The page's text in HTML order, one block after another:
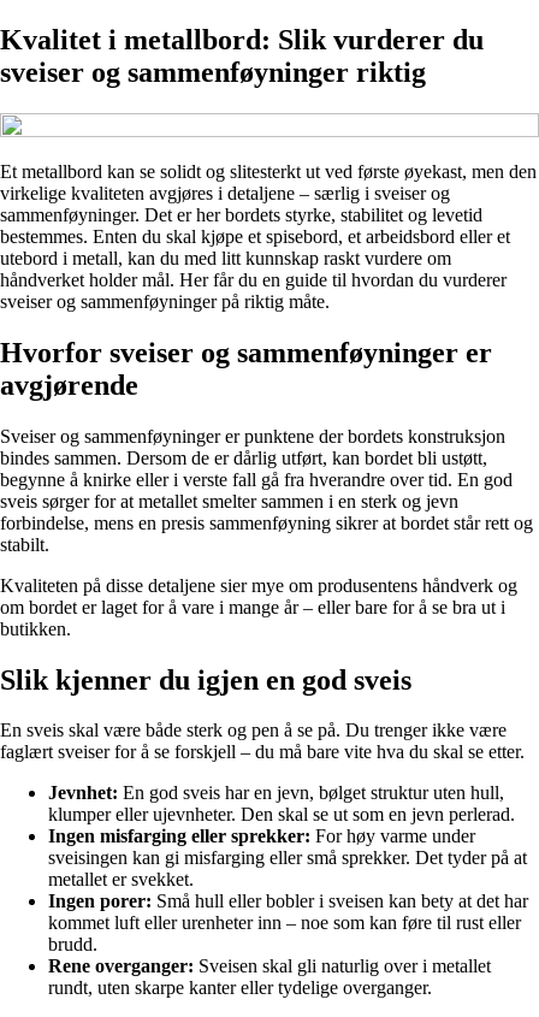
Kvalitet i metallbord: Slik vurderer du
sveiser og sammenføyninger riktig
Et metallbord kan se solidt og slitesterkt ut ved første øyekast, men den
virkelige kvaliteten avgjøres i detaljene – særlig i sveiser og
sammenføyninger. Det er her bordets styrke, stabilitet og levetid
bestemmes. Enten du skal kjøpe et spisebord, et arbeidsbord eller et
utebord i metall, kan du med litt kunnskap raskt vurdere om
håndverket holder mål. Her får du en guide til hvordan du vurderer
sveiser og sammenføyninger på riktig måte.
Hvorfor sveiser og sammenføyninger er
avgjørende
Sveiser og sammenføyninger er punktene der bordets konstruksjon
bindes sammen. Dersom de er dårlig utført, kan bordet bli ustøtt,
begynne å knirke eller i verste fall gå fra hverandre over tid. En god
sveis sørger for at metallet smelter sammen i en sterk og jevn
forbindelse, mens en presis sammenføyning sikrer at bordet står rett og
stabilt.
Kvaliteten på disse detaljene sier mye om produsentens håndverk og
om bordet er laget for å vare i mange år – eller bare for å se bra ut i
butikken.
Slik kjenner du igjen en god sveis
En sveis skal være både sterk og pen å se på. Du trenger ikke være
faglært sveiser for å se forskjell – du må bare vite hva du skal se etter.
Jevnhet: En god sveis har en jevn, bølget struktur uten hull,
klumper eller ujevnheter. Den skal se ut som en jevn perlerad.
Ingen misfarging eller sprekker: For høy varme under
sveisingen kan gi misfarging eller små sprekker. Det tyder på at
metallet er svekket.
Ingen porer: Små hull eller bobler i sveisen kan bety at det har
kommet luft eller urenheter inn – noe som kan føre til rust eller
brudd.
Rene overganger: Sveisen skal gli naturlig over i metallet
rundt, uten skarpe kanter eller tydelige overganger.